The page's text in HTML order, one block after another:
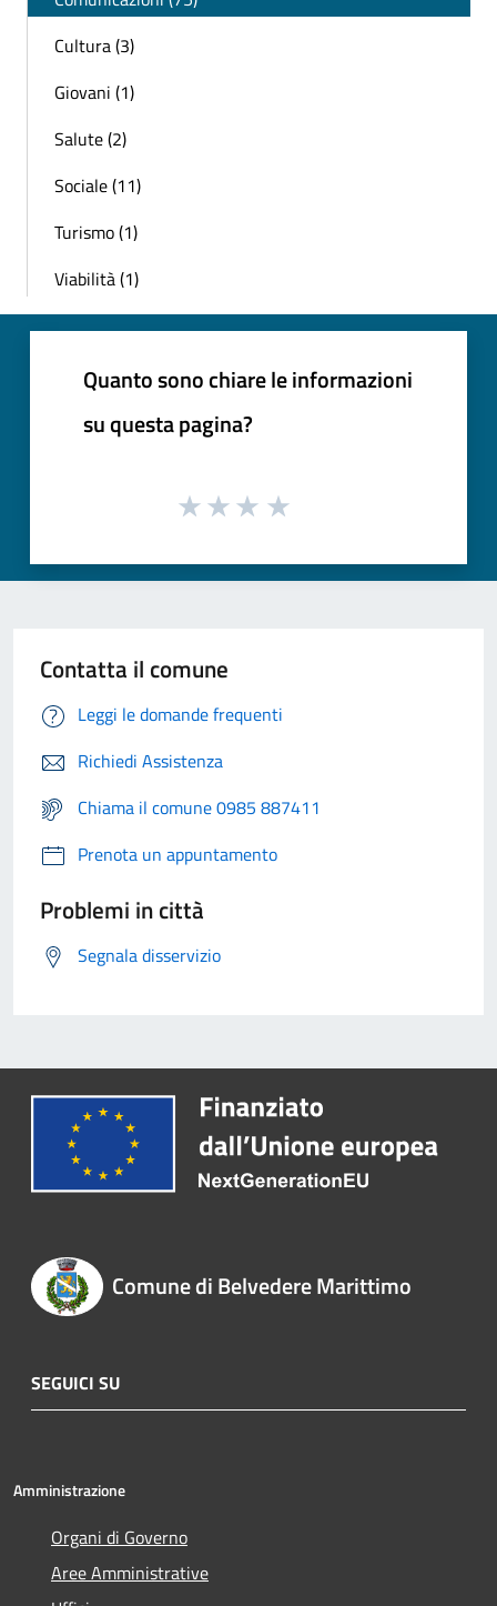
Cultura (3)
Giovani (1)
Salute (2)
Sociale (11)
Turismo (1)
Viabilità (1)
Quanto sono chiare le informazioni
su questa pagina?
Contatta il comune
Leggi le domande frequenti
Richiedi Assistenza
Chiama il comune 0985 887411
Prenota un appuntamento
Problemi in città
Segnala disservizio
Comune di Belvedere Marittimo
SEGUICI SU
Amministrazione
Organi di Governo
Aree Amministrative